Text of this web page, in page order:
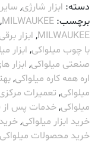
دسته: ابزار شارژی,
برچسب: MILWAUKEE
,
MILWAUKEE
, ابزار
با چوب میلواکی, ابزار
صنعتی میلواکی, ابزار
اره همه کاره میلواکی,
میلواکی, تعمیرات
میلواکی,خدمات پس از
خرید ابزار میلواکی,
خرید محصولات میلواکی